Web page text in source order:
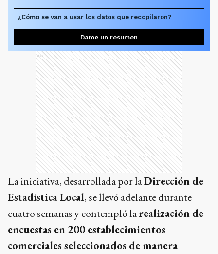
¿Cómo se van a usar los datos que recopilaron?
Dame un resumen
Ads
La iniciativa, desarrollada por laDirección de
Estadística Local, se llevó adelante durante
cuatro semanas y contempló larealización de
encuestas en 200 establecimientos
comerciales seleccionados de manera